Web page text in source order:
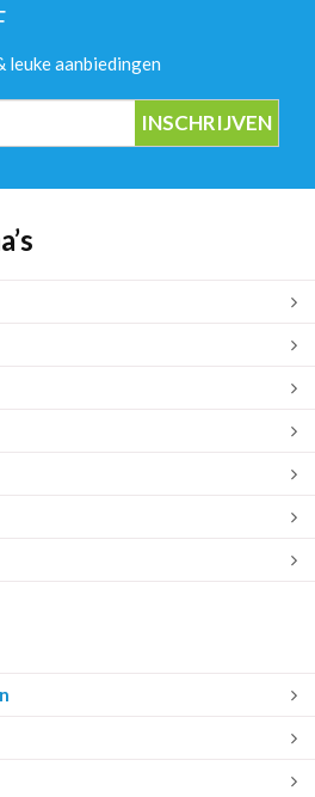
leuke aanbiedingen